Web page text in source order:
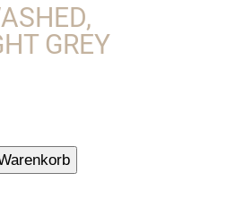
GREY